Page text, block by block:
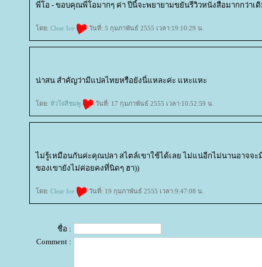
พี่โอ - ขอบคุณพี่โอมากๆ ค่า ปีนี้จะพยายามขยันรีวิวหนังสือมากกว่าเ
ดย: Clear Ice วันที่: 5 กุมภาพันธ์ 2555 เวลา:19:10:29 น.
น่าสน สำคัญว่ามีแปลไทยหรือยังนี่แหละค่ะ แหะแหะ
ดย: หัวใจสีชมพู วันที่: 17 กุมภาพันธ์ 2555 เวลา:10:52:59 น.
ไม่รู้เหมือนกันค่ะคุณปลา สไตล์เขาใช้ได้เลย ไม่แน่อีกไม่นานอาจจะ
ของเขายังไม่ค่อยคงที่นิดๆ ฮา))
ดย: Clear Ice วันที่: 19 กุมภาพันธ์ 2555 เวลา:9:47:08 น.
ชื่อ :
Comment :